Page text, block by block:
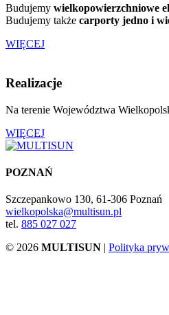
Budujemy wielkopowierzchniowe
Budujemy także carporty jedno i
WIĘCEJ
Realizacje
Na terenie Województwa
WIĘCEJ
POZNAŃ
Szczepankowo 130, 61-306 Poznań
wielkopolska@multisun.pl
tel. 885 027 027
© 2026 MULTISUN | Polityka